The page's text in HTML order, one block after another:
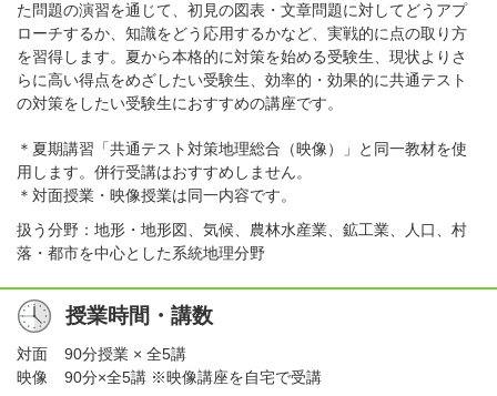
た問題の演習を通じて、初見の図表・文章問題に対してどうアプ
ローチするか、知識をどう応用するかなど、実戦的に点の取り方
を習得します。夏から本格的に対策を始める受験生、現状よりさ
らに高い得点をめざしたい受験生、効率的・効果的に共通テスト
の対策をしたい受験生におすすめの講座です。
＊夏期講習「共通テスト対策地理総合（映像）」と同一教材を使
用します。併行受講はおすすめしません。
＊対面授業・映像授業は同一内容です。
扱う分野：地形・地形図、気候、農林水産業、鉱工業、人口、村
落・都市を中心とした系統地理分野
授業時間・講数
対面
90分授業 × 全5講
映像
90分×全5講 ※映像講座を自宅で受講